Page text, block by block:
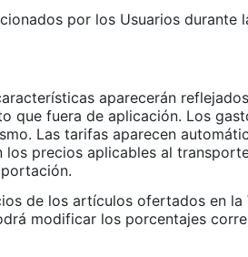
por los Usuarios durante
aparecerán
que fuera de aplicación. Los
Las tarifas aparecen
precios aplicables al
de los artículos ofertados en
modificar los porcentajes